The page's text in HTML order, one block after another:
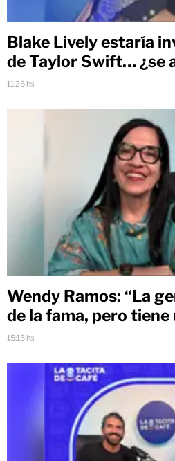
Blake Lively estaría
de Taylor Swift… ¿se
11:25 hs
Wendy Ramos: “La
de la fama, pero
15:15 hs